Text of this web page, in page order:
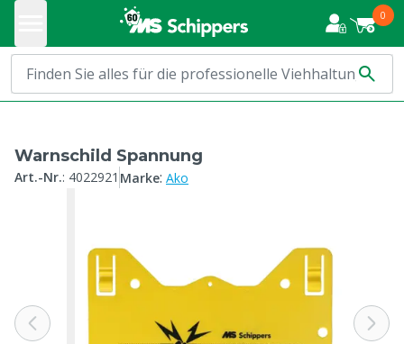
0
Warnschild Spannung
Art.-Nr.: 4022921 Marke: Ako